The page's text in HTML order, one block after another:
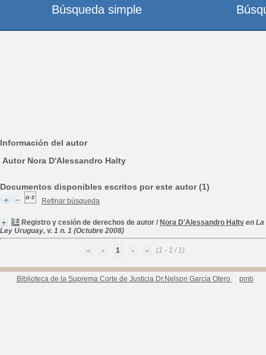
Información del autor
Autor Nora D'Alessandro Halty
Documentos disponibles escritos por este autor (1)
Refinar búsqueda
Registro y cesión de derechos de autor / Nora D'Alessandro Halty en La
Ley Uruguay, v. 1 n. 1 (Octubre 2008)
1 (1 - 1 / 1)
Biblioteca de la Suprema Corte de Justicia Dr.Nelson García Otero pmb
Búsqueda simple